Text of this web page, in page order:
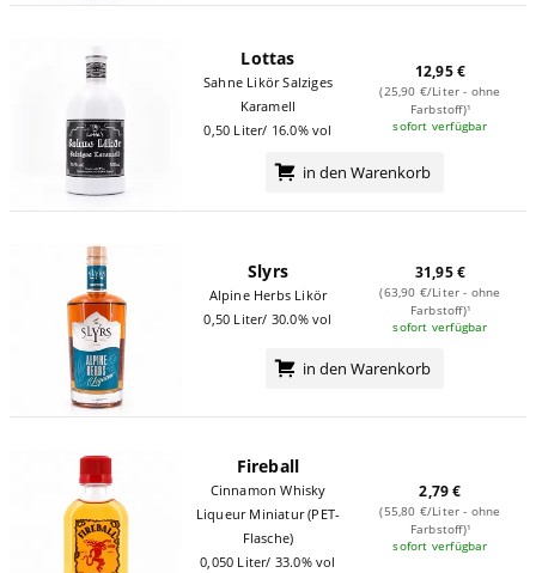
Lottas
Sahne Likör Salziges
Karamell
0,50 Liter/ 16.0% vol
12,95 €
(25,90 €/Liter - ohne
Farbstoff)¹
sofort verfügbar
in den Warenkorb
Slyrs
Alpine Herbs Likör
0,50 Liter/ 30.0% vol
31,95 €
(63,90 €/Liter - ohne
Farbstoff)¹
sofort verfügbar
in den Warenkorb
Fireball
Cinnamon Whisky
Liqueur Miniatur (PET-
Flasche)
0,050 Liter/ 33.0% vol
2,79 €
(55,80 €/Liter - ohne
Farbstoff)¹
sofort verfügbar